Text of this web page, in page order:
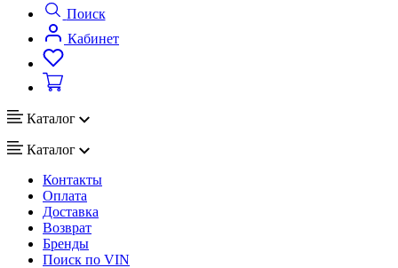
Поиск
Кабинет
Каталог
Каталог
Контакты
Оплата
Доставка
Возврат
Бренды
Поиск по VIN